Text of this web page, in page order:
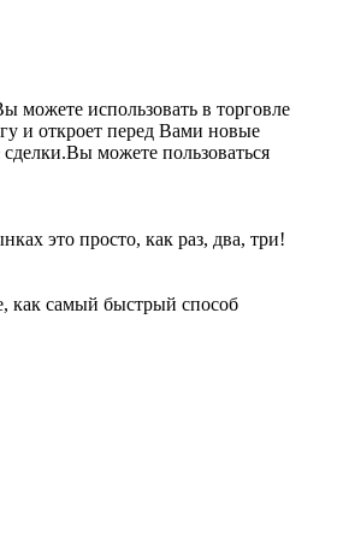
использовать в торговле
и откроет перед Вами новые
можете пользоваться
это просто, как раз, два, три!
как самый быстрый способ